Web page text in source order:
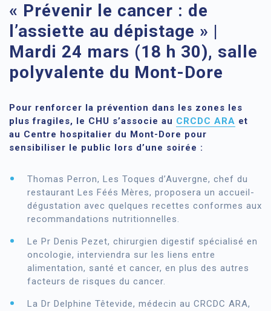
« Prévenir le cancer : de
l’assiette au dépistage » |
Mardi 24 mars (18 h 30), salle
polyvalente du Mont-Dore
Pour renforcer la prévention dans les zones les
plus fragiles, le CHU s’associe au CRCDC ARA et
au Centre hospitalier du Mont-Dore pour
sensibiliser le public lors d’une soirée :
Thomas Perron, Les Toques d’Auvergne, chef du
restaurant Les Féés Mères, proposera un accueil-
dégustation avec quelques recettes conformes aux
recommandations nutritionnelles.
Le Pr Denis Pezet, chirurgien digestif spécialisé en
oncologie, interviendra sur les liens entre
alimentation, santé et cancer, en plus des autres
facteurs de risques du cancer.
La Dr Delphine Têtevide, médecin au CRCDC ARA,